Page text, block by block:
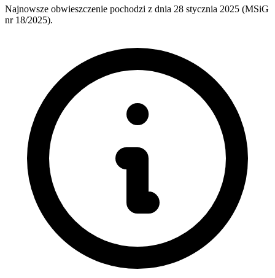
Najnowsze obwieszczenie pochodzi z dnia 28 stycznia 2025 (MSiG
nr 18/2025).